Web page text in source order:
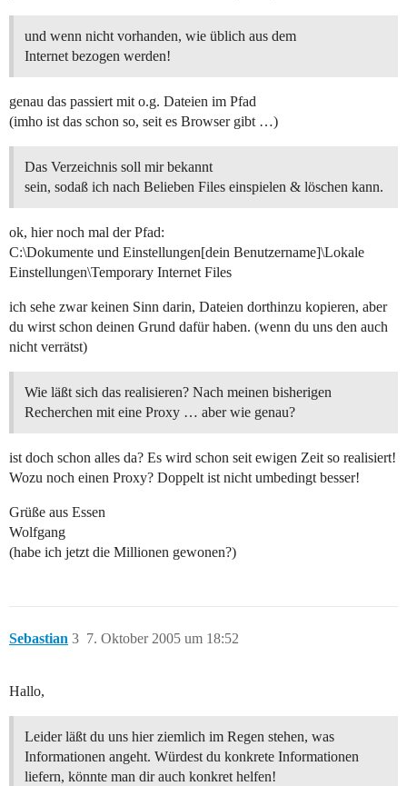
und wenn nicht vorhanden, wie üblich aus dem
Internet bezogen werden!
genau das passiert mit o.g. Dateien im Pfad
(imho ist das schon so, seit es Browser gibt …)
Das Verzeichnis soll mir bekannt
sein, sodaß ich nach Belieben Files einspielen & löschen kann.
ok, hier noch mal der Pfad:
C:\Dokumente und Einstellungen[dein Benutzername]\Lokale
Einstellungen\Temporary Internet Files
ich sehe zwar keinen Sinn darin, Dateien dorthinzu kopieren, aber
du wirst schon deinen Grund dafür haben. (wenn du uns den auch
nicht verrätst)
Wie läßt sich das realisieren? Nach meinen bisherigen
Recherchen mit eine Proxy … aber wie genau?
ist doch schon alles da? Es wird schon seit ewigen Zeit so realisiert!
Wozu noch einen Proxy? Doppelt ist nicht umbedingt besser!
Grüße aus Essen
Wolfgang
(habe ich jetzt die Millionen gewonen?)
Sebastian 7. Oktober 2005 um 18:52
3
Hallo,
Leider läßt du uns hier ziemlich im Regen stehen, was
Informationen angeht. Würdest du konkrete Informationen
liefern, könnte man dir auch konkret helfen!